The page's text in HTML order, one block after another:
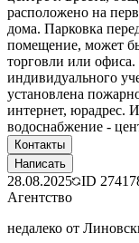
расположено на
дома. Парковка
помещение, может
торговли или
индивидуального
установлена
интернет, юрадрес.
водоснабжение -
Контакты
Написать
28.08.2025 ID
Агентство
недалеко от